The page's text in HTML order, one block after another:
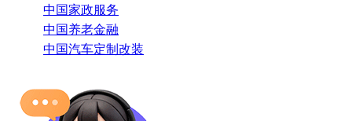
中国家政服务
中国养老金融
中国汽车定制改装